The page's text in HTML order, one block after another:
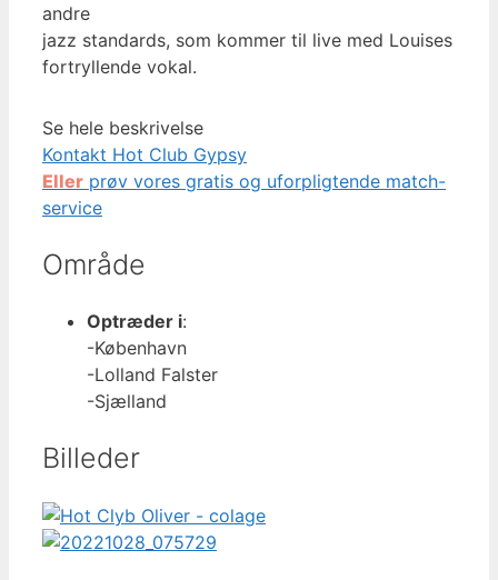
andre
jazz standards, som kommer til live med Louises
fortryllende vokal.
Se hele beskrivelse
Kontakt Hot Club Gypsy
Eller prøv vores gratis og uforpligtende match-
service
Område
Optræder i:
-København
-Lolland Falster
-Sjælland
Billeder